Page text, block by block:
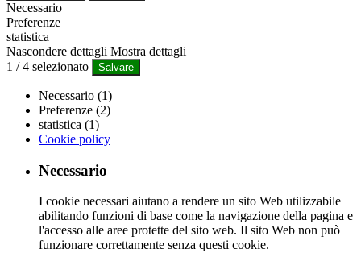
Necessario
Preferenze
statistica
Nascondere dettagli Mostra dettagli
1 /4 selezionato Salvare
Necessario (1)
Preferenze (2)
statistica (1)
Cookie policy
Necessario
I cookie necessari aiutano a rendere un sito Web utilizzabile
abilitando funzioni di base come la navigazione della pagina e
l'accesso alle aree protette del sito web. Il sito Web non può
funzionare correttamente senza questi cookie.